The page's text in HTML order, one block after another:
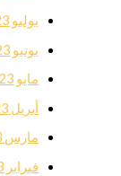
يوليو 2023
يونيو 2023
مايو 2023
أبريل 2023
مارس 2023
فبراير 2023